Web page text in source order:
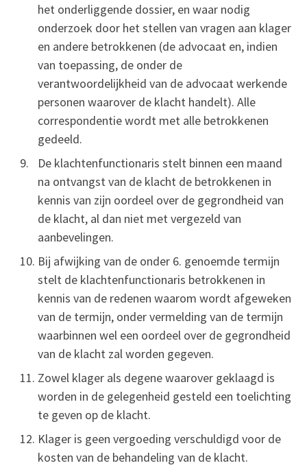
het onderliggende dossier, en waar nodig
onderzoek door het stellen van vragen aan klager
en andere betrokkenen (de advocaat en, indien
van toepassing, de onder de
verantwoordelijkheid van de advocaat werkende
personen waarover de klacht handelt). Alle
correspondentie wordt met alle betrokkenen
gedeeld.
De klachtenfunctionaris stelt binnen een maand
na ontvangst van de klacht de betrokkenen in
kennis van zijn oordeel over de gegrondheid van
de klacht, al dan niet met vergezeld van
aanbevelingen.
Bij afwijking van de onder 6. genoemde termijn
stelt de klachtenfunctionaris betrokkenen in
kennis van de redenen waarom wordt afgeweken
van de termijn, onder vermelding van de termijn
waarbinnen wel een oordeel over de gegrondheid
van de klacht zal worden gegeven.
Zowel klager als degene waarover geklaagd is
worden in de gelegenheid gesteld een toelichting
te geven op de klacht.
Klager is geen vergoeding verschuldigd voor de
kosten van de behandeling van de klacht.